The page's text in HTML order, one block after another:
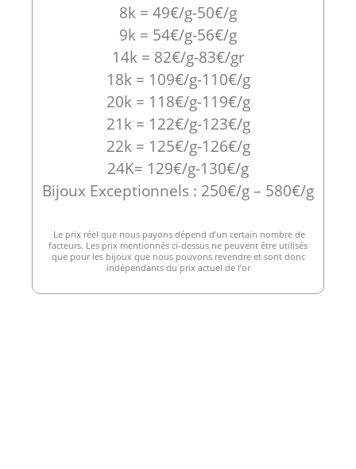
8k = 49€/g-50€/g
9k = 54€/g-56€/g
14k = 82€/g-83€/gr
18k = 109€/g-110€/g
20k = 118€/g-119€/g
21k = 122€/g-123€/g
22k = 125€/g-126€/g
24K= 129€/g-130€/g
Bijoux Exceptionnels : 250€/g – 580€/g
Le prix réel que nous payons dépend d’un certain nombre de
facteurs. Les prix mentionnés ci-dessus ne peuvent être utilisés
que pour les bijoux que nous pouvons revendre et sont donc
indépendants du prix actuel de l’or